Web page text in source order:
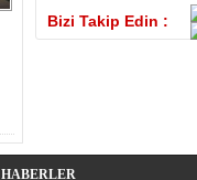
Bizi Takip Edin :
HABERLER